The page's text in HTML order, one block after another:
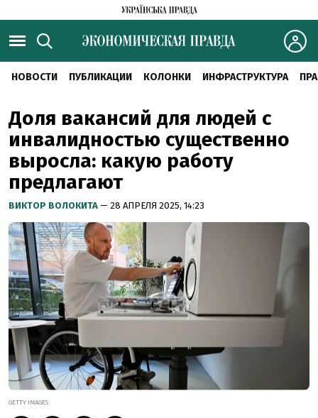
НОВОСТИ ПУБЛИКАЦИИ КОЛОНКИ ИНФРАСТРУКТУРА
Доля вакансий для людей с
инвалидностью существенно
выросла: какую работу
предлагают
ВИКТОР ВОЛОКИТА — 28 АПРЕЛЯ 2025, 14:23
GETTY IMAGES